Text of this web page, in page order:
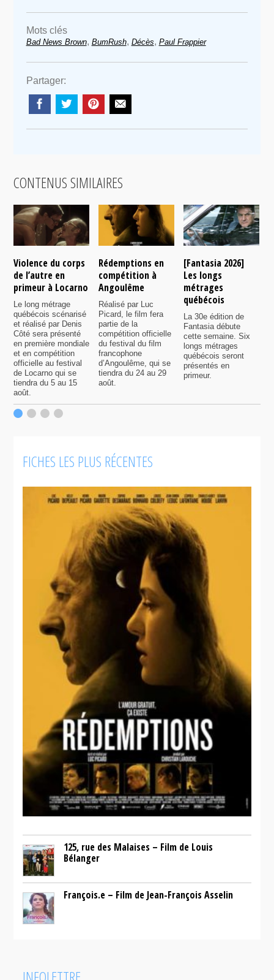
Mots clés
Bad News Brown, BumRush, Décès, Paul Frappier
Partager:
CONTENUS SIMILAIRES
Violence du corps
de l’autre en
primeur à Locarno
Le long métrage
québécois scénarisé
et réalisé par Denis
Côté sera présenté
en première mondiale
et en compétition
officielle au festival
de Locarno qui se
tiendra du 5 au 15
août.
Rédemptions en
compétition à
Angoulême
Réalisé par Luc
Picard, le film fera
partie de la
compétition officielle
du festival du film
francophone
d’Angoulême, qui se
tiendra du 24 au 29
août.
[Fantasia 2026]
Les longs
métrages
québécois
La 30e édition de
Fantasia débute
cette semaine. Six
longs métrages
québécois seront
présentés en
primeur.
FICHES LES PLUS RÉCENTES
125, rue des Malaises – Film de Louis
Bélanger
François.e – Film de Jean-François Asselin